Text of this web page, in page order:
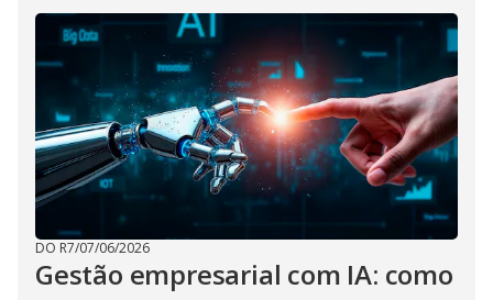
DO R7/07/06/2026
Gestão empresarial com IA: como